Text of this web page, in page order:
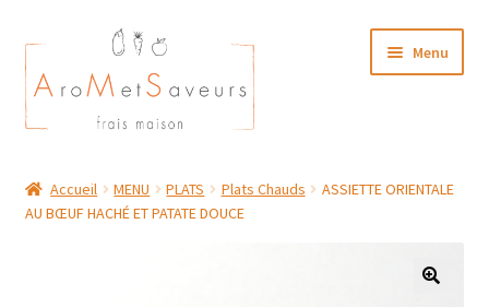
Aller
à
la
navigation
Aller
au
contenu
Menu
Plat du Jour/ Menu Week end
Accueil MENU PLATS Plats Chauds
ASSIETTE ORIENTALE
AU BŒUF HACHÉ ET PATATE DOUCE